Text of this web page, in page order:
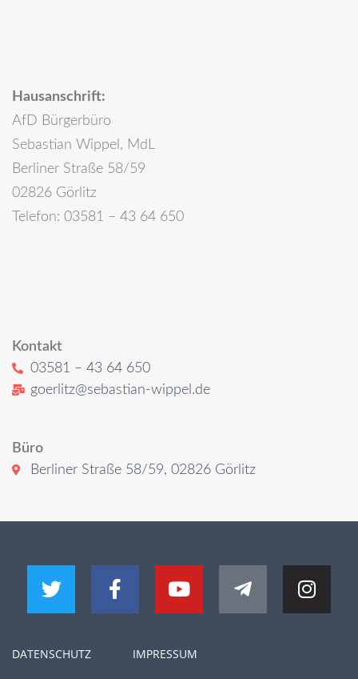
Hausanschrift:
AfD Bürgerbüro
Sebastian Wippel, MdL
Berliner Straße 58/59
02826 Görlitz
Telefon: 03581 – 43 64 650
Kontakt
03581 – 43 64 650
goerlitz@sebastian-wippel.de
Büro
Berliner Straße 58/59, 02826 Görlitz
DATENSCHUTZ IMPRESSUM